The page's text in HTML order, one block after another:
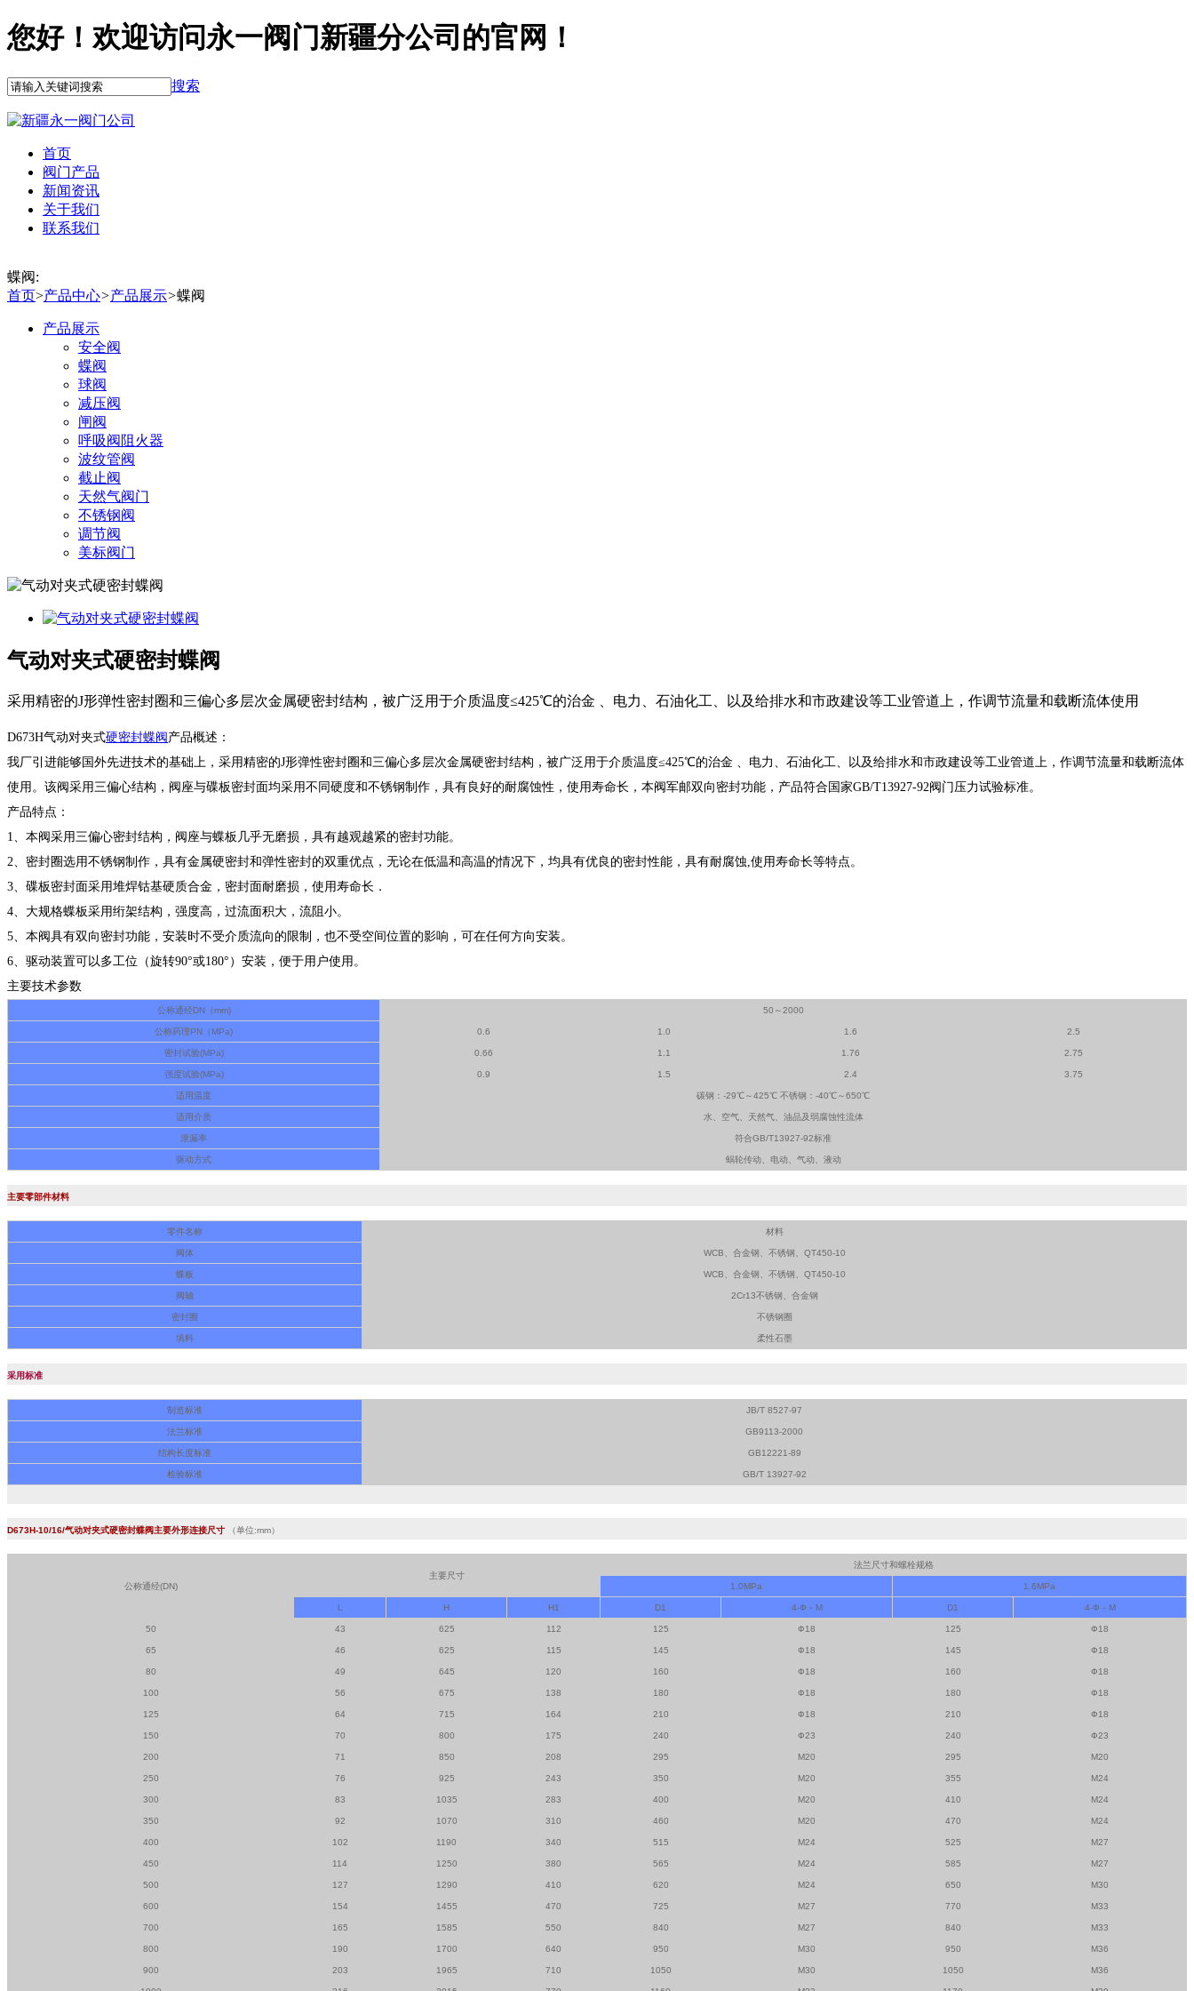
您好！欢迎访问永一阀门新疆分公司的官网！
搜索
首页
阀门产品
新闻资讯
关于我们
联系我们
蝶阀:
首页>产品中心>产品展示>蝶阀
产品展示
安全阀
蝶阀
球阀
减压阀
闸阀
呼吸阀阻火器
波纹管阀
截止阀
天然气阀门
不锈钢阀
调节阀
美标阀门
气动对夹式硬密封蝶阀
采用精密的J形弹性密封圈和三偏心多层次金属硬密封结构，被广泛用于介质温度≤425℃的治金 、电力、石油化工、以及给排水和市政建设等工业管道上，作调节流量和载断流体使用
D673H气动对夹式硬密封蝶阀 产品概述：
我厂引进能够国外先进技术的基础上，采用精密的J形弹性密封圈和三偏心多层次金属硬密封结构，被广泛用于介质温度≤425℃的治金 、电力、石油化工、以及给排水和市政建设等工业管道上，作调节流量和载断流体
使用。该阀采用三偏心结构，阀座与碟板密封面均采用不同硬度和不锈钢制作，具有良好的耐腐蚀性，使用寿命长，本阀军邮双向密封功能，产品符合国家GB/T13927-92阀门压力试验标准。
产品特点：
1、本阀采用三偏心密封结构，阀座与蝶板几乎无磨损，具有越观越紧的密封功能。
2、密封圈选用不锈钢制作，具有金属硬密封和弹性密封的双重优点，无论在低温和高温的情况下，均具有优良的密封性能，具有耐腐蚀,使用寿命长等特点。
3、碟板密封面采用堆焊钴基硬质合金，密封面耐磨损，使用寿命长．
4、大规格蝶板采用绗架结构，强度高，过流面积大，流阻小。
5、本阀具有双向密封功能，安装时不受介质流向的限制，也不受空间位置的影响，可在任何方向安装。
6、驱动装置可以多工位（旋转90°或180°）安装，便于用户使用。
主要技术参数
公称通经DN（mm) 50～2000
公称药理PN（MPa) 0.6 1.0 1.6 2.5
密封试验(MPa) 0.66 1.1 1.76 2.75
强度试验(MPa) 0.9 1.5 2.4 3.75
适用温度 碳钢：-29℃～425℃ 不锈钢：-40℃～650℃
适用介质 水、空气、天然气、油品及弱腐蚀性流体
泄漏率 符合GB/T13927-92标准
驱动方式 蜗轮传动、电动、气动、液动
主要零部件材料
零件名称 材料
阀体 WCB、合金钢、不锈钢、QT450-10
蝶板 WCB、合金钢、不锈钢、QT450-10
阀轴 2Cr13不锈钢、合金钢
密封圈 不锈钢圈
填料 柔性石墨
采用标准
制造标准 JB/T 8527-97
法兰标准 GB9113-2000
结构长度标准 GB12221-89
检验标准 GB/T 13927-92
D673H-10/16/气动对夹式硬密封蝶阀主要外形连接尺寸 （单位:mm）
公称通经(DN)
主要尺寸
法兰尺寸和螺栓规格
1.0MPa 1.6MPa
L H H1 D1 4-Ф－M D1 4-Ф－M
50 43 625 112 125 Ф18 125 Ф18
65 46 625 115 145 Ф18 145 Ф18
80 49 645 120 160 Ф18 160 Ф18
100 56 675 138 180 Ф18 180 Ф18
125 64 715 164 210 Ф18 210 Ф18
150 70 800 175 240 Ф23 240 Ф23
200 71 850 208 295 M20 295 M20
250 76 925 243 350 M20 355 M24
300 83 1035 283 400 M20 410 M24
350 92 1070 310 460 M20 470 M24
400 102 1190 340 515 M24 525 M27
450 114 1250 380 565 M24 585 M27
500 127 1290 410 620 M24 650 M30
600 154 1455 470 725 M27 770 M33
700 165 1585 550 840 M27 840 M33
800 190 1700 640 950 M30 950 M36
900 203 1965 710 1050 M30 1050 M36